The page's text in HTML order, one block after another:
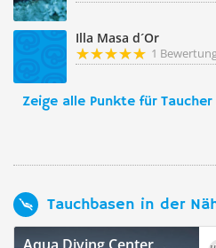
Illa Masa d´Or
1
Zeige alle Punkte für Taucher
Tauchbasen in der